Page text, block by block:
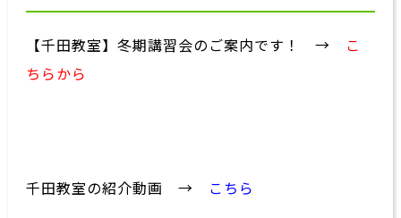
【千田教室】冬期講習会のご案内です！ → こ
ちらから
千田教室の紹介動画 → こちら